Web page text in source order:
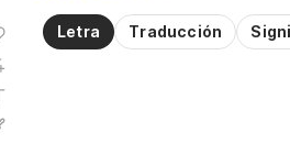
Letra Traducción
Agregar
favoritos
Agregar